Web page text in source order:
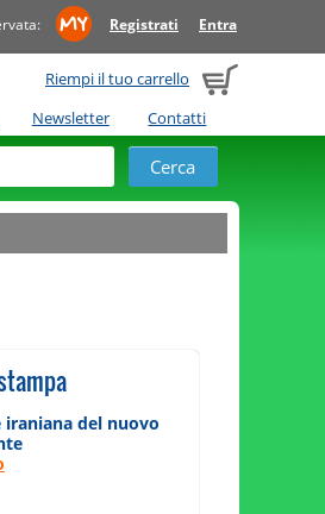
Registrati Entra
Riempi il tuo carrello
Newsletter Contatti
iraniana del nuovo